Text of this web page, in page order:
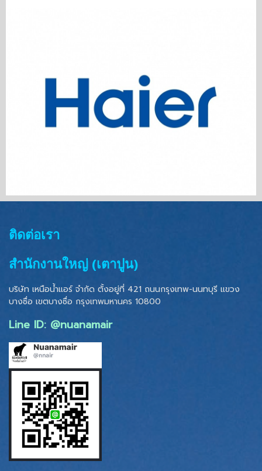
ติดต่อเรา
สำนักงานใหญ่ (เตาปูน)
บริษัท เหนือน้ำแอร์ จำกัด ตั้งอยู่ที่ 421 ถนนกรุงเทพ-นนทบุรี แขวง
บางซื่อ เขตบางซื่อ กรุงเทพมหานคร 10800
Line ID: @nuanamair